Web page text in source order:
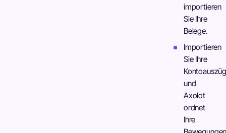
importieren
Sie Ihre
Belege.
Importieren
Sie Ihre
und
Axolot
ordnet
Ihre